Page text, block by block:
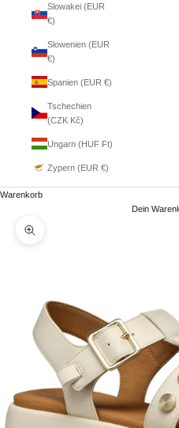
Slowakei (EUR
€)
Slowenien (EUR
€)
Spanien (EUR €)
Tschechien
(CZK Kč)
Ungarn (HUF Ft)
Zypern (EUR €)
Warenkorb
Dein
Bild vergrößern